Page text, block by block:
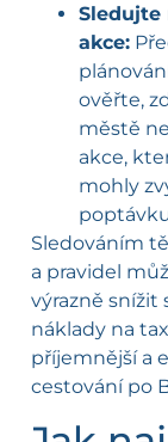
akce:
ověřte,
městě
akce,
mohly
Sledováním
a pravidel
výrazně snížit
náklady na
příjemnější a
cestování po